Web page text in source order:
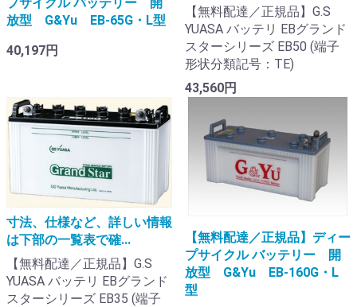
放型 G&Yu EB-65G・L型
40,197円
【無料配達／正規品】G.S
YUASA バッテリ EBグランド
スターシリーズ EB50 (端子
形状分類記号：TE)
43,560円
寸法、仕様など、詳しい情報
は下部の一覧表で確...
【無料配達／正規品】G.S
YUASA バッテリ EBグランド
スターシリーズ EB35 (端子
【無料配達／正規品】ディー
プサイクル バッテリー 開
放型 G&Yu EB-160G・L
型